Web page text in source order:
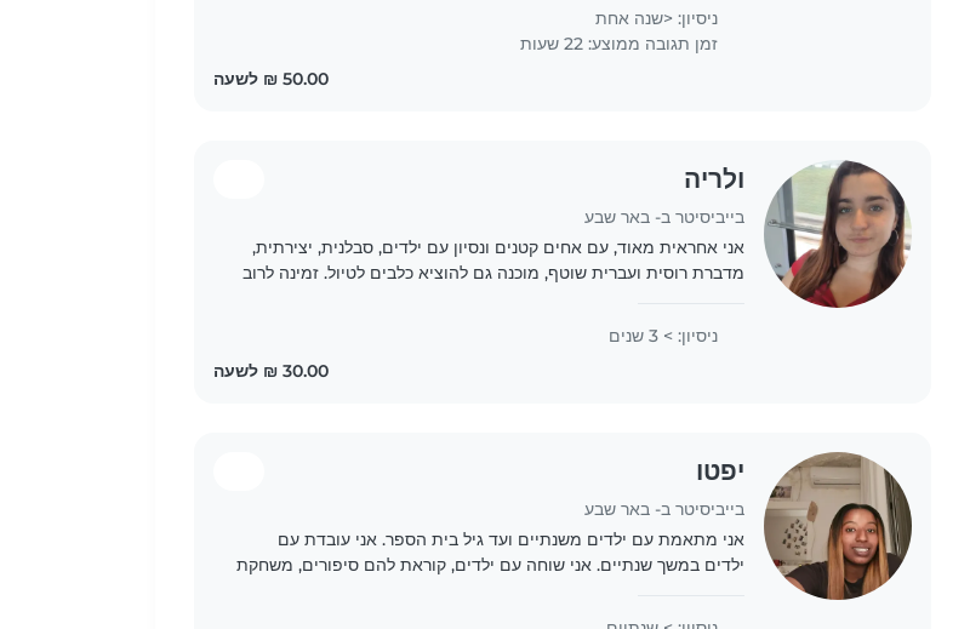
ניסיון: <שנה אחת
זמן תגובה ממוצע: 22 שעות
ולריה
בייביסיטר ב- באר שבע
אני אחראית מאוד, עם אחים קטנים ונסיון עם ילדים, סבלנית, יצירתית,
מדברת רוסית ועברית שוטף, מוכנה גם להוציא כלבים לטיול. זמינה לרוב
ניסיון: > 3 שנים
יפטו
בייביסיטר ב- באר שבע
אני מתאמת עם ילדים משנתיים ועד גיל בית הספר. אני עובדת עם
ילדים במשך שנתיים. אני שוחה עם ילדים, קוראת להם סיפורים, משחקת